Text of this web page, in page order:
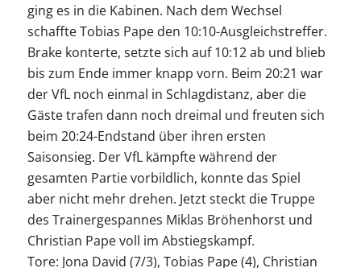
ging es in die Kabinen. Nach dem Wechsel
schaffte Tobias Pape den 10:10-Ausgleichstreffer.
Brake konterte, setzte sich auf 10:12 ab und blieb
bis zum Ende immer knapp vorn. Beim 20:21 war
der VfL noch einmal in Schlagdistanz, aber die
Gäste trafen dann noch dreimal und freuten sich
beim 20:24-Endstand über ihren ersten
Saisonsieg. Der VfL kämpfte während der
gesamten Partie vorbildlich, konnte das Spiel
aber nicht mehr drehen. Jetzt steckt die Truppe
des Trainergespannes Miklas Bröhenhorst und
Christian Pape voll im Abstiegskampf.
Tore: Jona David (7/3), Tobias Pape (4), Christian